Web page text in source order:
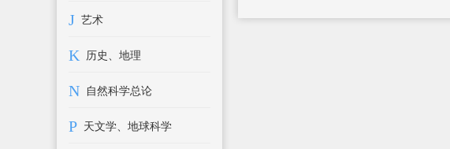
J 艺术
K 历史、地理
N 自然科学总论
P 天文学、地球科学